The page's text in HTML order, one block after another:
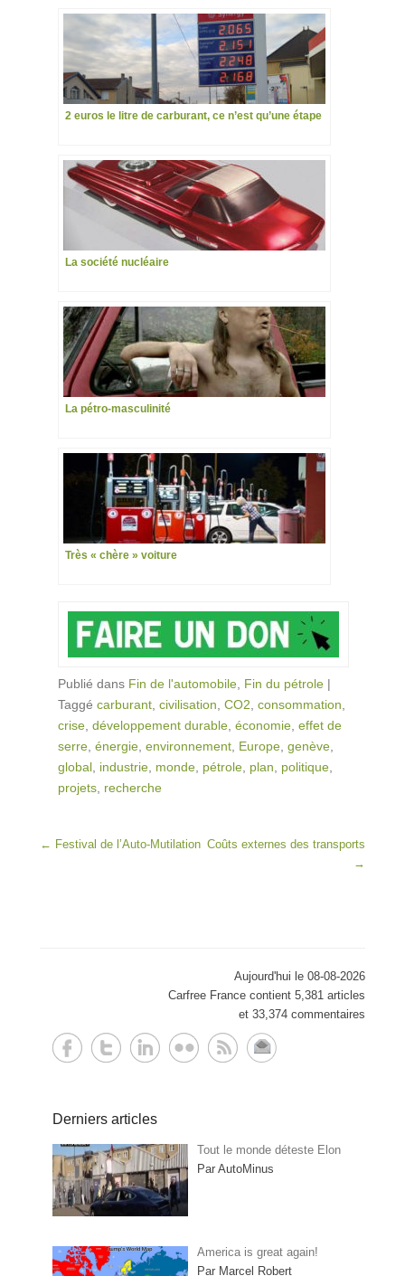
2 euros le litre de carburant, ce n’est qu’une étape
La société nucléaire
La pétro-masculinité
Très « chère » voiture
Publié dans Fin de l'automobile Fin du pétrole |
Taggé carburant civilisation CO2 consommation
crise développement durable économie effet de
serre énergie environnement Europe genève
global industrie monde pétrole plan politique
projets recherche
Post navigation
← Festival de l’Auto-Mutilation Coûts externes des transports
→
Aujourd'hui le 08-08-2026
Carfree France contient 5,381 articles
et 33,374 commentaires
Derniers articles
Tout le monde déteste Elon
Par AutoMinus
America is great again!
Par Marcel Robert